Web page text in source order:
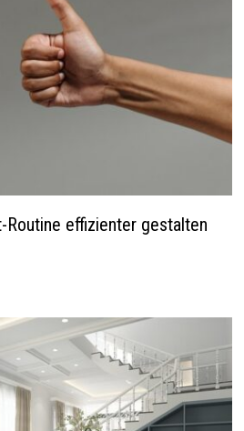
Routine effizienter gestalten